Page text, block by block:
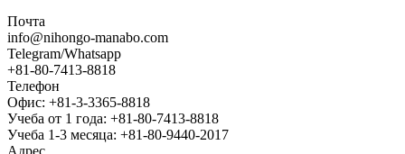
Почта
info@nihongo-manabo.com
Telegram/Whatsapp
+81-80-7413-8818
Телефон
Офис: +81-3-3365-8818
Учеба от 1 года: +81-80-7413-8818
Учеба 1-3 месяца: +81-80-9440-2017